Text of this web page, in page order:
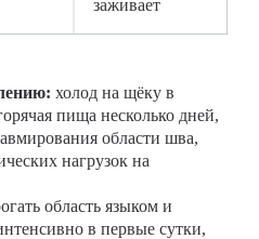
заживает
холод на щёку в
пища несколько дней,
области шва,
нагрузок на
область языком и
в первые сутки,